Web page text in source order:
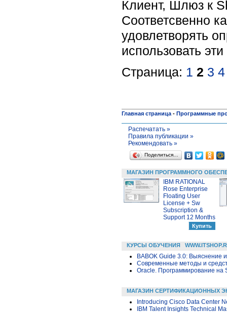
Клиент, Шлюз к
Соответсвенно
удовлетворять
использовать
Страница: 1 2 3 4
Главная страница - Программные
Распечатать »
Правила публикации »
Рекомендовать »
Поделиться…
МАГАЗИН ПРОГРАММНОГО
IBM RATIONAL
Rose Enterprise
Floating User
License + Sw
Subscription &
Support 12 Months
КУРСЫ ОБУЧЕНИЯ
BABOK Guide 3.0: Выяснение
Современные методы и
Oracle. Программирование на
МАГАЗИН СЕРТИФИКАЦИОННЫХ
Introducing Cisco Data Center
IBM Talent Insights Technical